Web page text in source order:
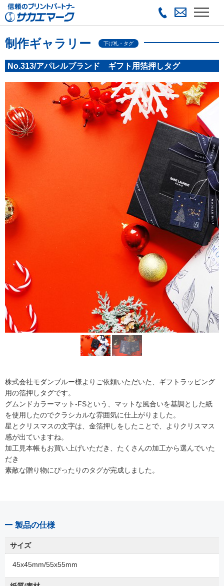
制作ギャラリー 下げ札・タグ
No.313/アパレルブランド ギフト用箔押しタグ
株式会社モダンブルー様よりご依頼いただいた、ギフトラッピング
用の箔押しタグです。
グムンドカラーマット-FSという、マットな風合いを基調とした紙
を使用したのでクラシカルな雰囲気に仕上がりました。
星とクリスマスの文字は、金箔押しをしたことで、よりクリスマス
感が出ていますね。
加工見本帳もお買い上げいただき、たくさんの加工から選んでいた
だき
素敵な贈り物にぴったりのタグが完成しました。
製品の仕様
サイズ
45x45mm/55x55mm